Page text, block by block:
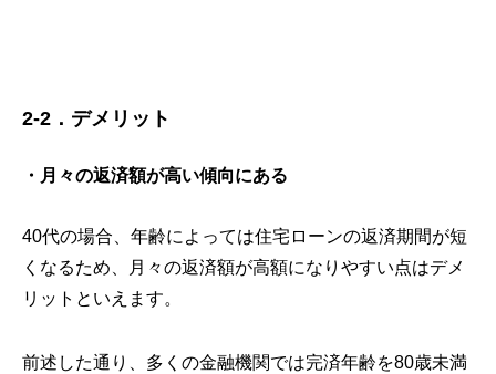
2-2．デメリット
・月々の返済額が高い傾向にある
40代の場合、年齢によっては住宅ローンの返済期間が短
くなるため、月々の返済額が高額になりやすい点はデメ
リットといえます。
前述した通り、多くの金融機関では完済年齢を80歳未満